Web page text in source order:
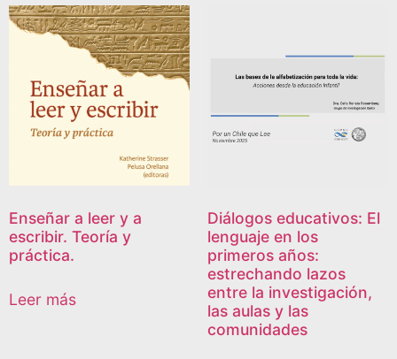
Enseñar a leer y a
escribir. Teoría y
práctica.
Leer más
Diálogos educativos: El
lenguaje en los
primeros años:
estrechando lazos
entre la investigación,
las aulas y las
comunidades